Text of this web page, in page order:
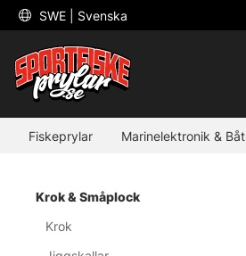
SWE | Svenska
Fiskeprylar Marinelektronik & Båt
Krok & Småplock
Krok